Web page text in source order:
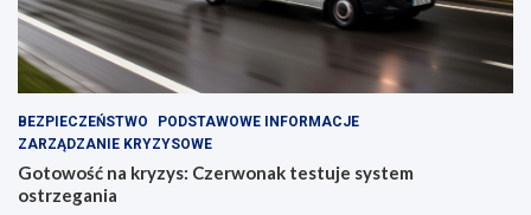
BEZPIECZEŃSTWO
PODSTAWOWE INFORMACJE
ZARZĄDZANIE KRYZYSOWE
Gotowość na kryzys: Czerwonak testuje system
ostrzegania